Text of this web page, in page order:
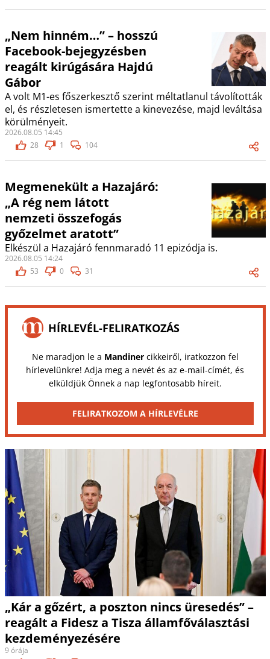
„Nem hinném…” – hosszú
Facebook-bejegyzésben
reagált kirúgására Hajdú
Gábor
A volt M1-es főszerkesztő szerint méltatlanul távolították
el, és részletesen ismertette a kinevezése, majd leváltása
körülményeit.
2026.08.05 14:45
28
1 104
Megmenekült a Hazajáró:
„A rég nem látott
nemzeti összefogás
győzelmet aratott”
Elkészül a Hazajáró fennmaradó 11 epizódja is.
2026.08.05 14:24
53
0 31
HÍRLEVÉL-FELIRATKOZÁS
Ne maradjon le a Mandinercikkeiről, iratkozzon fel
hírlevelünkre! Adja meg a nevét és az e-mail-címét, és
elküldjük Önnek a nap legfontosabb híreit.
FELIRATKOZOM A HÍRLEVÉLRE
„Kár a gőzért, a poszton nincs üresedés” –
reagált a Fidesz a Tisza államfőválasztási
kezdeményezésére
9 órája